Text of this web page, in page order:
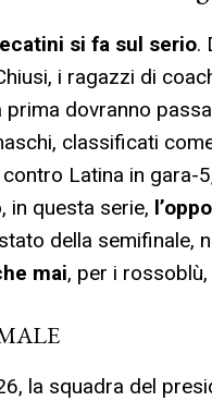
si fa sul serio.
i ragazzi di
prima dovranno
classificati
Latina in gara-
in questa serie,
della semifinale,
mai, per i rossoblù,
la squadra del